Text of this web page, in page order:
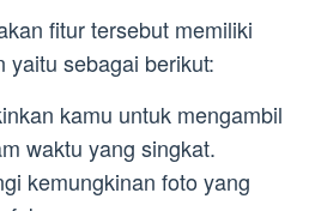
fitur tersebut memiliki
yaitu sebagai berikut:
kamu untuk mengambil
waktu yang singkat.
kemungkinan foto yang